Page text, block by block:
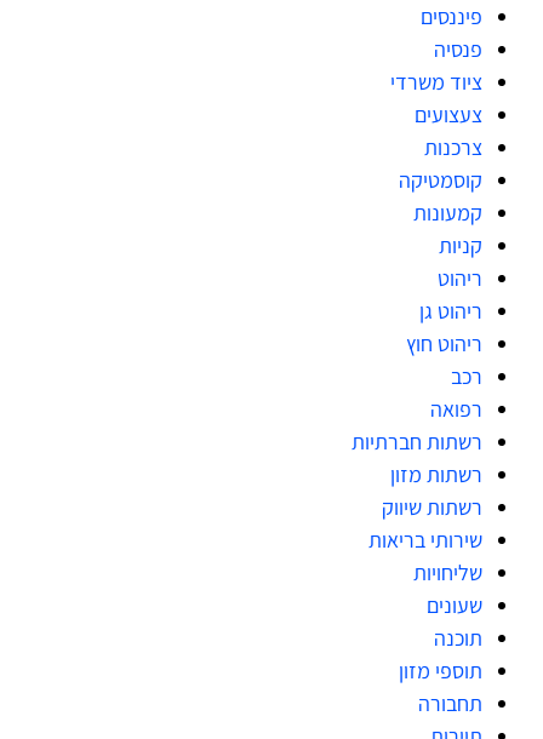
פיננסים
פנסיה
ציוד משרדי
צעצועים
צרכנות
קוסמטיקה
קמעונות
קניות
ריהוט
ריהוט גן
ריהוט חוץ
רכב
רפואה
רשתות חברתיות
רשתות מזון
רשתות שיווק
שירותי בריאות
שליחויות
שעונים
תוכנה
תוספי מזון
תחבורה